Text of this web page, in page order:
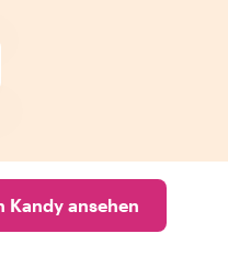
Kandy ansehen